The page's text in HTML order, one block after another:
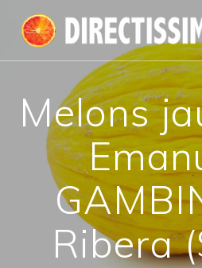
au
Melons
Ribera